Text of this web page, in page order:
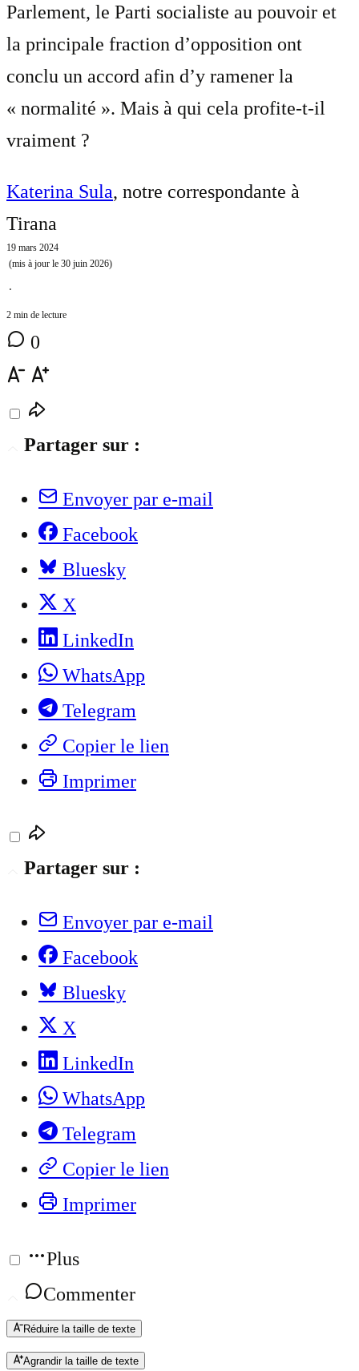
Parlement, le Parti socialiste au pouvoir et
la principale fraction d’opposition ont
conclu un accord afin d’y ramener la
« normalité ». Mais à qui cela profite-t-il
vraiment ?
Katerina Sula, notre correspondante à
Tirana
19 mars 2024
(mis à jour le 30 juin 2026)
⋅
2 min de lecture
0
Partager sur :
Envoyer par e-mail
Facebook
Bluesky
X
LinkedIn
WhatsApp
Telegram
Copier le lien
Imprimer
Partager sur :
Envoyer par e-mail
Facebook
Bluesky
X
LinkedIn
WhatsApp
Telegram
Copier le lien
Imprimer
Plus
Commenter
Réduire la taille de texte
Agrandir la taille de texte